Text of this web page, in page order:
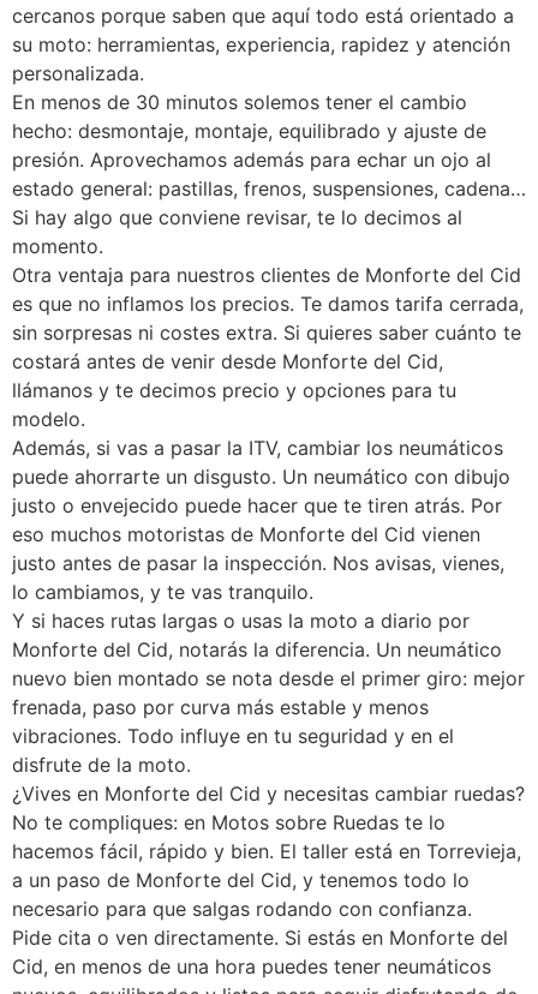
cercanos porque saben que aquí todo está orientado a
su moto: herramientas, experiencia, rapidez y atención
personalizada.
En menos de 30 minutos solemos tener el cambio
hecho: desmontaje, montaje, equilibrado y ajuste de
presión. Aprovechamos además para echar un ojo al
estado general: pastillas, frenos, suspensiones, cadena…
Si hay algo que conviene revisar, te lo decimos al
momento.
Otra ventaja para nuestros clientes de Monforte del Cid
es que no inflamos los precios. Te damos tarifa cerrada,
sin sorpresas ni costes extra. Si quieres saber cuánto te
costará antes de venir desde Monforte del Cid,
llámanos y te decimos precio y opciones para tu
modelo.
Además, si vas a pasar la ITV, cambiar los neumáticos
puede ahorrarte un disgusto. Un neumático con dibujo
justo o envejecido puede hacer que te tiren atrás. Por
eso muchos motoristas de Monforte del Cid vienen
justo antes de pasar la inspección. Nos avisas, vienes,
lo cambiamos, y te vas tranquilo.
Y si haces rutas largas o usas la moto a diario por
Monforte del Cid, notarás la diferencia. Un neumático
nuevo bien montado se nota desde el primer giro: mejor
frenada, paso por curva más estable y menos
vibraciones. Todo influye en tu seguridad y en el
disfrute de la moto.
¿Vives en Monforte del Cid y necesitas cambiar ruedas?
No te compliques: en Motos sobre Ruedas te lo
hacemos fácil, rápido y bien. El taller está en Torrevieja,
a un paso de Monforte del Cid, y tenemos todo lo
necesario para que salgas rodando con confianza.
Pide cita o ven directamente. Si estás en Monforte del
Cid, en menos de una hora puedes tener neumáticos